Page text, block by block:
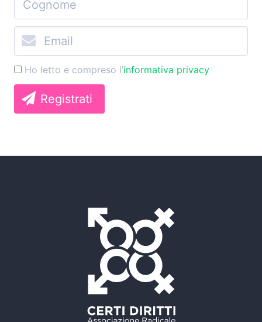
Ho letto e compreso l’informativa privacy
Registrati